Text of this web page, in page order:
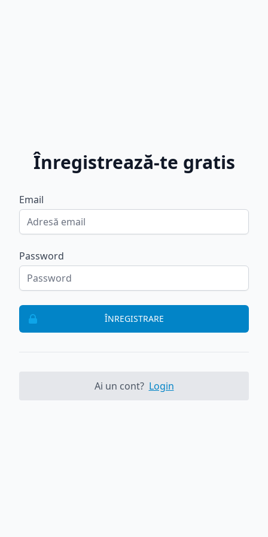
Înregistrează-te gratis
Email
Password
ÎNREGISTRARE
Ai un cont? Login